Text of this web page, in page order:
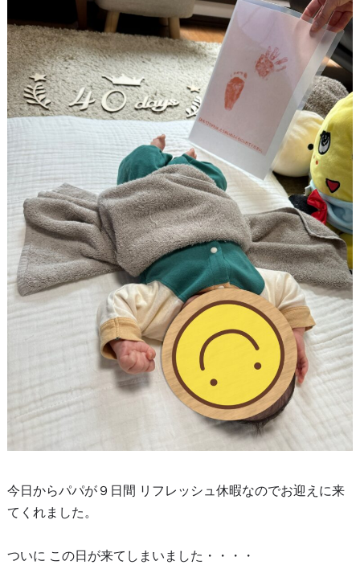
今日からパパが９日間 リフレッシュ休暇なのでお迎えに来
てくれました。
ついに この日が来てしまいました・・・・